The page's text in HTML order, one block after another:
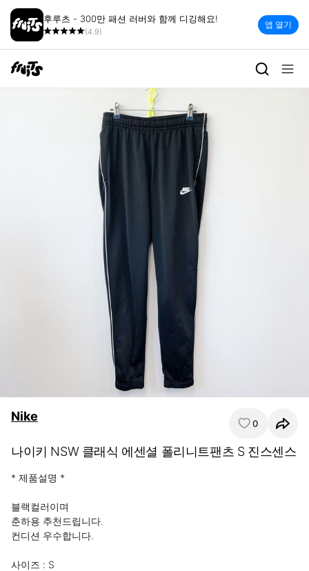
후루츠 - 300만 패션 러버와 함께 디깅해요!
(4.9)
앱 열기
Nike 0
나이키 NSW 클래식 에센셜 폴리니트팬츠 S 진스센스
* 제품설명 *
블랙컬러이며
춘하용 추천드립니다.
컨디션 우수합니다.
사이즈 : S